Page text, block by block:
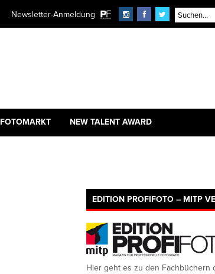
Newsletter-Anmeldung
FOTOMARKT NEW TALENT AWARD
EDITION PROFIFOTO – MITP
Hier geht es zu den Fachbüchern